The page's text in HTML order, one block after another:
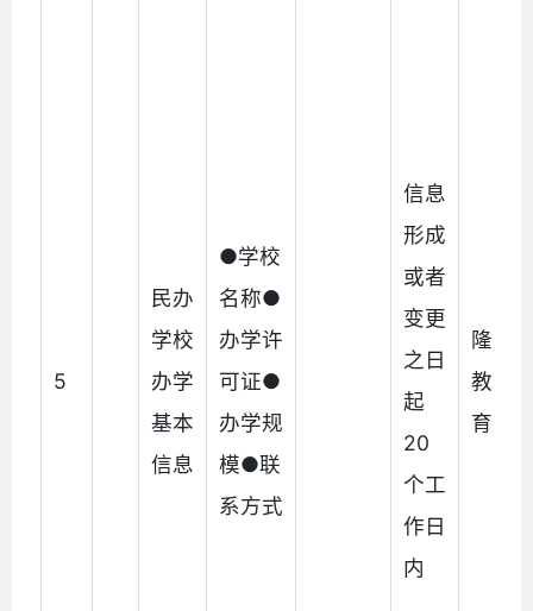
5
民办
学校
办学
基本
信息
●学校
名称●
办学许
可证●
办学规
模●联
系方式
信息
形成
或者
变更
之日
起
20
个工
作日
内
隆阳
教育
育局